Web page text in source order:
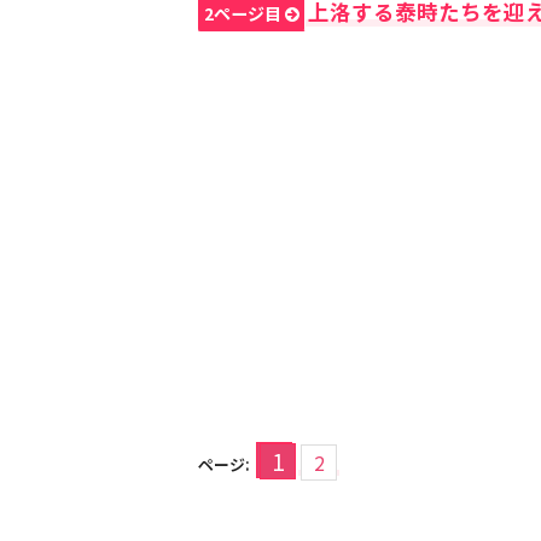
2ページ目 上洛する泰時たちを迎
ページ: 1 2